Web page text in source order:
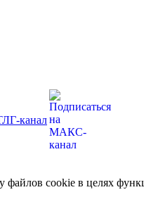
файлов cookie в целях